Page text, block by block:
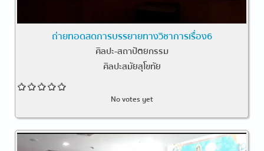
ถ่ายทอดสดการบรรยายทางวิชาการเรื่อง6
ศิลปะ-สถาปัตยกรรม
ศิลปะสมัยสุโขทัย
No votes yet